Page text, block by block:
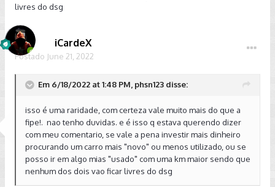
livres do dsg
iCardeX
Postado June 21, 2022
Em 6/18/2022 at 1:48 PM, phsn123 disse:
isso é uma raridade, com certeza vale muito mais do que a
fipe!. nao tenho duvidas. e é isso q estava querendo dizer
com meu comentario, se vale a pena investir mais dinheiro
procurando um carro mais "novo" ou menos utilizado, ou se
posso ir em algo mias "usado" com uma km maior sendo que
nenhum dos dois vao ficar livres do dsg